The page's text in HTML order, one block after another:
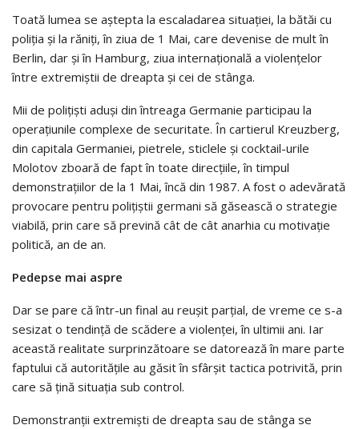
Toată lumea se aştepta la escaladarea situaţiei, la bătăi cu
poliţia şi la răniţi, în ziua de 1 Mai, care devenise de mult în
Berlin, dar şi în Hamburg, ziua internaţională a violenţelor
între extremiştii de dreapta şi cei de stânga.
Mii de poliţişti aduşi din întreaga Germanie participau la
operaţiunile complexe de securitate. În cartierul Kreuzberg,
din capitala Germaniei, pietrele, sticlele şi cocktail-urile
Molotov zboară de fapt în toate direcţiile, în timpul
demonstraţiilor de la 1 Mai, încă din 1987. A fost o adevărată
provocare pentru poliţiştii germani să găsească o strategie
viabilă, prin care să prevină cât de cât anarhia cu motivaţie
politică, an de an.
Pedepse mai aspre
Dar se pare că într-un final au reuşit parţial, de vreme ce s-a
sesizat o tendinţă de scădere a violenţei, în ultimii ani. Iar
această realitate surprinzătoare se datorează în mare parte
faptului că autorităţile au găsit în sfârşit tactica potrivită, prin
care să ţină situaţia sub control.
Demonstranţii extremişti de dreapta sau de stânga se